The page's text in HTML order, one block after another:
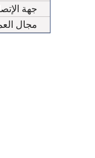
جهة
مجال